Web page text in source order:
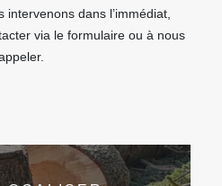
intervenons dans l’immédiat,
via le formulaire ou à nous